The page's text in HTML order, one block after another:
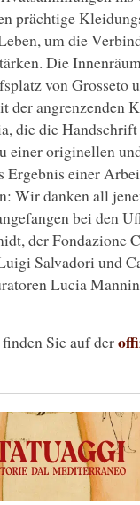
prächtige
um die
Die
von Grosseto
der angrenzenden
die die
einer originellen
Ergebnis einer
Wir danken all
bei den
der Fondazione
Salvadori und
Lucia
Sie auf der